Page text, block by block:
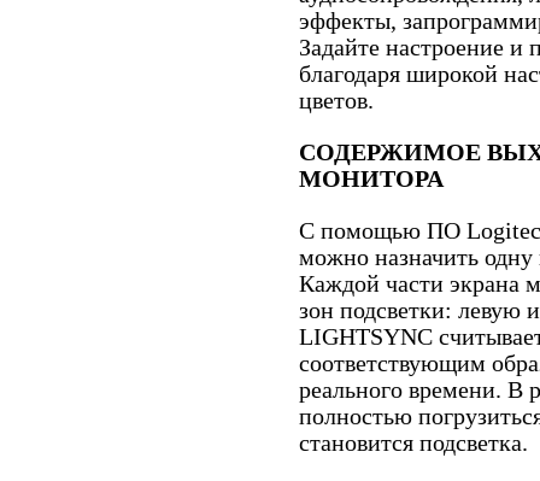
эффекты,
Задайте настроение и
благодаря широкой
цветов.
СОДЕРЖИМОЕ
МОНИТОРА
С помощью ПО
можно назначить одну
Каждой части экрана
зон подсветки:
LIGHTSYNC
соответствующим
реального времени. В
полностью
становится подсветка.